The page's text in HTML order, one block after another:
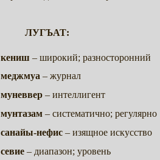
ЛУГЪАТ:
кениш – широкий; разносторонний
меджмуа – журнал
муневвер – интеллигент
мунтазам – систематично; регулярно
санайы-нефис – изящное искусство
севие – диапазон; уровень